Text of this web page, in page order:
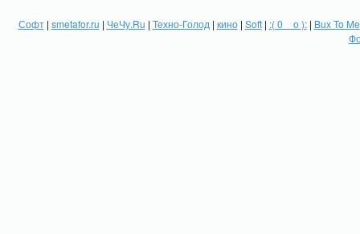
Софт| smetafor.ru | ЧеЧу.Ru | Техно-Голод | кино| Soft| :( 0 _ о ):| Bux To Me